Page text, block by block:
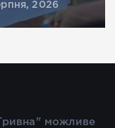
2026
можливе